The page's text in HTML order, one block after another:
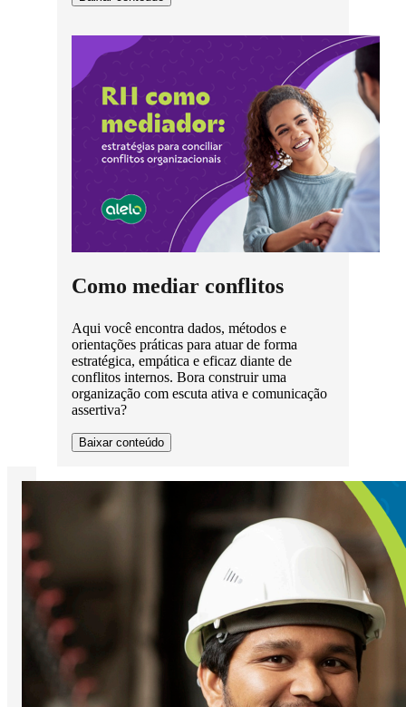
Como mediar conflitos
Aqui você encontra dados, métodos e
orientações práticas para atuar de forma
estratégica, empática e eficaz diante de
conflitos internos. Bora construir uma
organização com escuta ativa e comunicação
assertiva?
Baixar conteúdo
Desenvolvimento e Carreira